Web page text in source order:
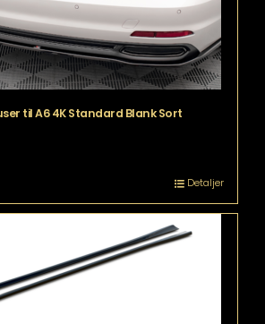
til A6 4K Standard Blank Sort
Detaljer